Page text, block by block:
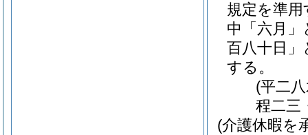
規定を準用
中「六月
百八十日
する。
(平二
程二三
(介護休暇を